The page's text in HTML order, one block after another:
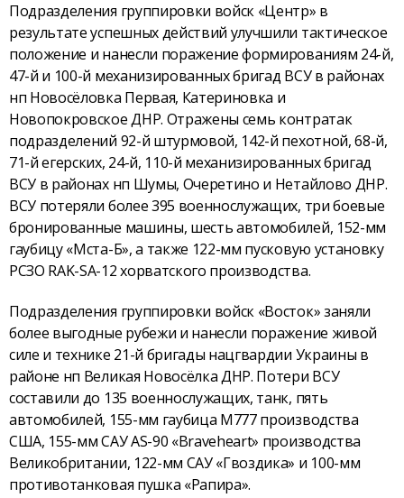
Подразделения группировки войск «Центр» в
результате успешных действий улучшили тактическое
положение и нанесли поражение формированиям 24-й,
47-й и 100-й механизированных бригад ВСУ в районах
нп Новосёловка Первая, Катериновка и
Новопокровское ДНР. Отражены семь контратак
подразделений 92-й штурмовой, 142-й пехотной, 68-й,
71-й егерских, 24-й, 110-й механизированных бригад
ВСУ в районах нп Шумы, Очеретино и Нетайлово ДНР.
ВСУ потеряли более 395 военнослужащих, три боевые
бронированные машины, шесть автомобилей, 152-мм
гаубицу «Мста-Б», а также 122-мм пусковую установку
РСЗО RAK-SA-12 хорватского производства.
Подразделения группировки войск «Восток» заняли
более выгодные рубежи и нанесли поражение живой
силе и технике 21-й бригады нацгвардии Украины в
районе нп Великая Новосёлка ДНР. Потери ВСУ
составили до 135 военнослужащих, танк, пять
автомобилей, 155-мм гаубица М777 производства
США, 155-мм САУ AS-90 «Braveheart» производства
Великобритании, 122-мм САУ «Гвоздика» и 100-мм
противотанковая пушка «Рапира».